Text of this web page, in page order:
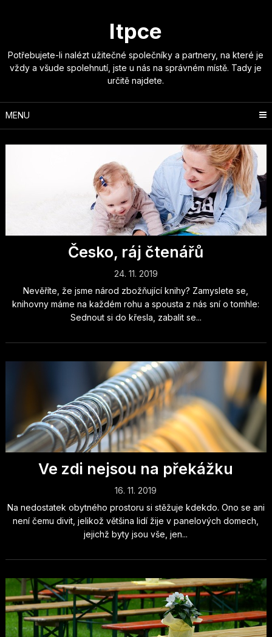
Itpce
Potřebujete-li nalézt užitečné společníky a partnery, na které je
vždy a všude spolehnutí, jste u nás na správném místě. Tady je
určitě najdete.
MENU
Česko, ráj čtenářů
24. 11. 2019
Nevěříte, že jsme národ zbožňující knihy? Zamyslete se,
knihovny máme na každém rohu a spousta z nás sní o tomhle:
Sednout si do křesla, zabalit se...
Ve zdi nejsou na překážku
16. 11. 2019
Na nedostatek obytného prostoru si stěžuje kdekdo. Ono se ani
není čemu divit, jelikož většina lidí žije v panelových domech,
jejichž byty jsou vše, jen...